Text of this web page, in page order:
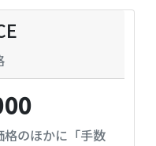
のほかに「手数